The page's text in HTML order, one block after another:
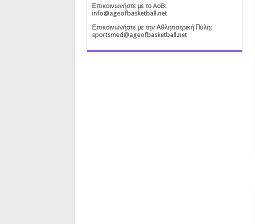
Επικοινωνήστε με το AoB:
info@ageofbasketball.net
Επικοινωνήστε με την Αθλητιατρική Πύλη:
sportsmed@ageofbasketball.net